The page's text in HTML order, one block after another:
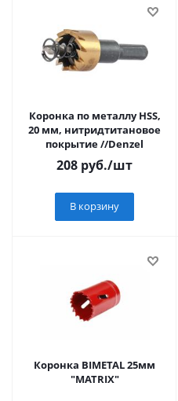
Коронка по металлу HSS,
20 мм, нитридтитановое
покрытие //Denzel
208 руб./шт
В корзину
Коронка BIMETAL 25мм
"MATRIX"